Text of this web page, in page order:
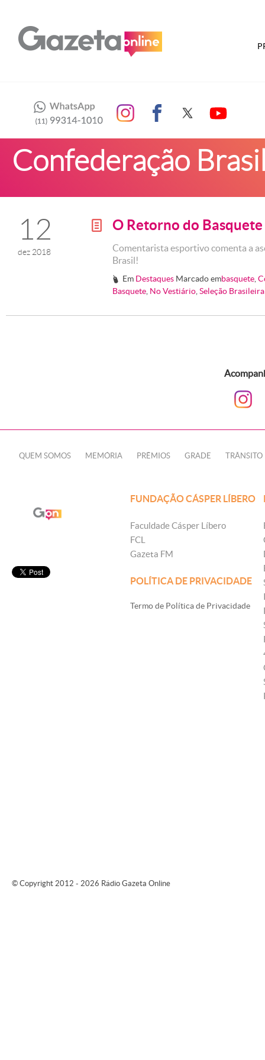
Confederação
12
dez 2018
g O Retorno do Basquete
Comentarista esportivo comenta a
Brasil!
# Em Destaques Marcado embasquete ,
Basquete No Vestiário Seleção
QUEM SOMOS MEMÓRIA PRÊMIOS GRADE TRÂNSITO
FUNDAÇÃO CÁSPER LÍBERO
Faculdade Cásper Líbero
FCL
Gazeta FM
POLÍTICA DE PRIVACIDADE
Termo de Política de Privacidade
© Copyright 2012 - 2026 Rádio Gazeta Online